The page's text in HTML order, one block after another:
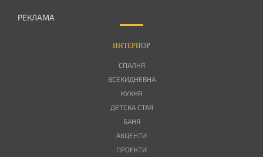
РЕКЛАМА
ИНТЕРИОР
СПАЛНЯ
ВСЕКИДНЕВНА
КУХНЯ
ДЕТСКА СТАЯ
БАНЯ
АКЦЕНТИ
ПРОЕКТИ